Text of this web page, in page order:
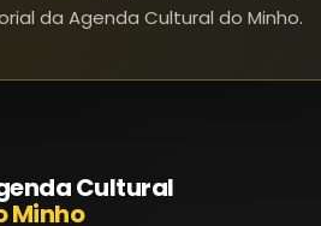
da Agenda Cultural do Minho.
Cultural
Minho